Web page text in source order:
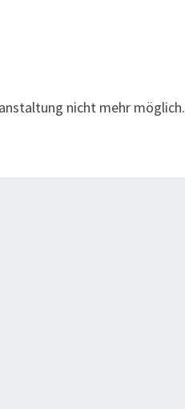
nicht mehr möglich.